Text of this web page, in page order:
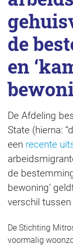
de
en
De Afdeling
State (hierna:
een recente
de bestemming
bewoning’
verschil
De Stichting
voormalig